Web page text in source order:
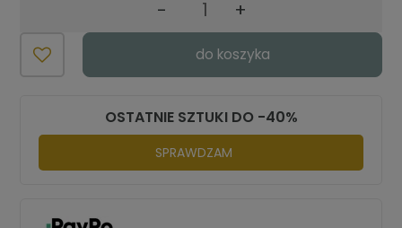
produkt pojawił się w sprzedaży.
- +
do koszyka
OSTATNIE SZTUKI DO -40%
SPRAWDZAM